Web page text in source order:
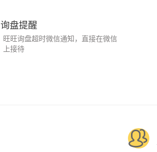
询盘提醒
旺旺询盘超时微信通知，直接在微信
上接待